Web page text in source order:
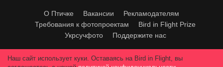
О Птичке Вакансии
Рекламодателям
Требования к фотопроектам
Bird in Flight Prize
Укрсучфото
Поддержите нас
Любое использование материалов допускается только с согласия
редакции.© 2026, Bird In Flight.
Наш сайт использует куки. Оставаясь на Bird in Flight, вы